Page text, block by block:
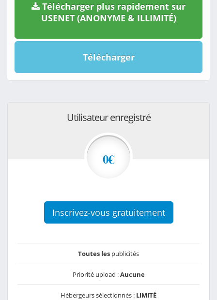
Télécharger plus rapidement sur
USENET (ANONYME & ILLIMITÉ)
Télécharger
Utilisateur enregistré
0€
Inscrivez-vous gratuitement
Toutes les publicités
Priorité upload :Aucune
Hébergeurs sélectionnés : LIMITÉ